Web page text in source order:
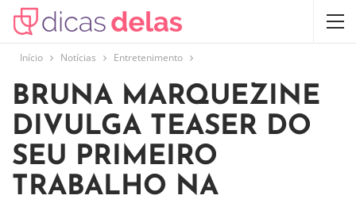
Início Notícias Entretenimento
BRUNA MARQUEZINE
DIVULGA TEASER DO
SEU PRIMEIRO
TRABALHO NA